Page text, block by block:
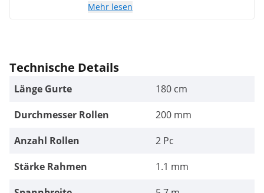
Mehr lesen
Technische Details
Länge Gurte
180 cm
Durchmesser Rollen
200 mm
Anzahl Rollen
2 Pc
Stärke Rahmen
1.1 mm